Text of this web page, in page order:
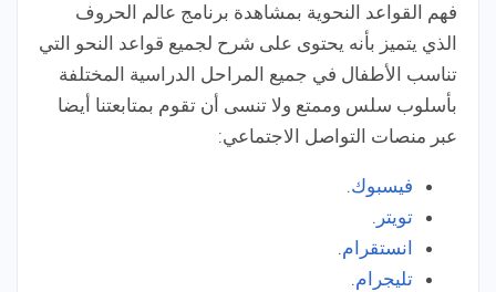
فهم القواعد النحوية بمشاهدة برنامج عالم الحروف
الذي يتميز بأنه يحتوى على شرح لجميع قواعد النحو التي
تناسب الأطفال في جميع المراحل الدراسية المختلفة
بأسلوب سلس وممتع ولا تنسى أن تقوم بمتابعتنا أيضا
عبر منصات التواصل الاجتماعي:
فيسبوك.
تويتر .
انستقرام.
تليجرام.